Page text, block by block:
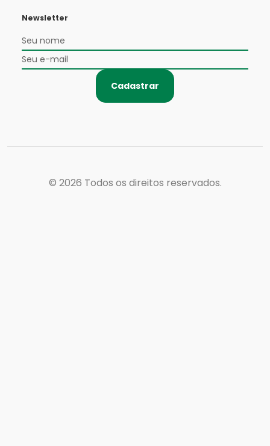
Newsletter
Cadastrar
© 2026 Todos os direitos reservados.